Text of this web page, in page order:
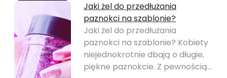
Jaki żel do przedłużania
paznokci na szablonie?
Jaki żel do przedłużania
paznokci na szablonie? Kobiety
niejednokrotnie dbają o długie,
piękne paznokcie. Z pewnością…